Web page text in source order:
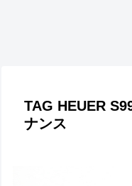
TAG HEUER
ナンス